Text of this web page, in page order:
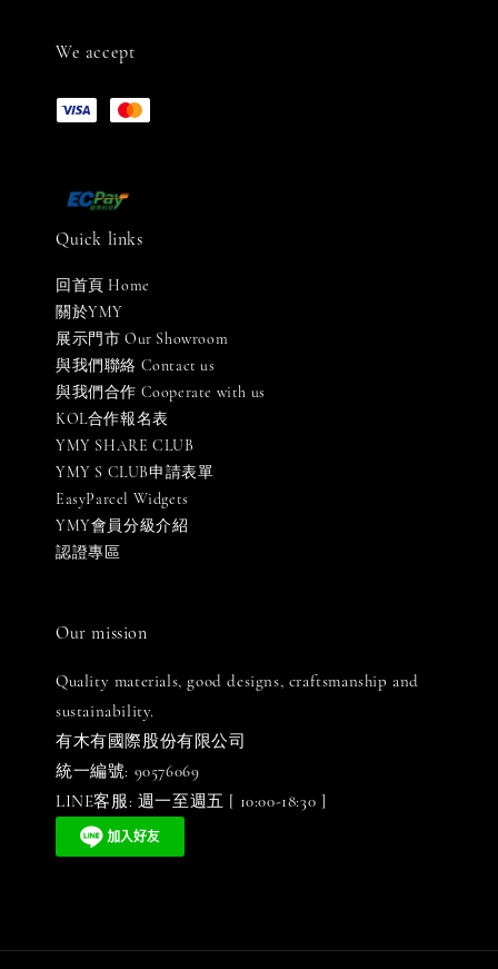
We accept
Quick links
回首頁 Home
關於YMY
展示門市 Our Showroom
與我們聯絡 Contact us
與我們合作 Cooperate with us
KOL合作報名表
YMY SHARE CLUB
YMY S CLUB申請表單
EasyParcel Widgets
YMY會員分級介紹
認證專區
Our mission
Quality materials, good designs, craftsmanship and
sustainability.
有木有國際股份有限公司
統一編號: 90576069
LINE客服: 週一至週五 [ 10:00-18:30 ]